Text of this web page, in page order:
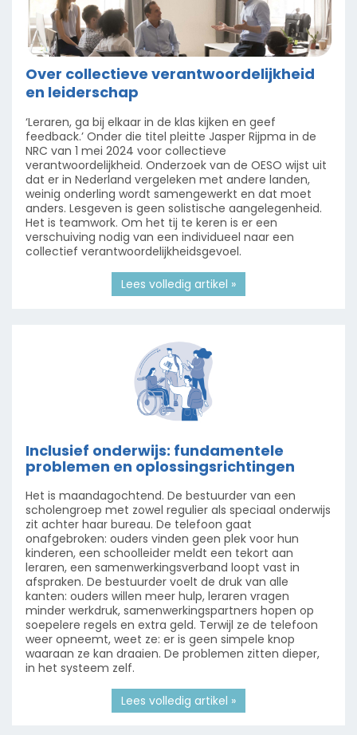
Over collectieve verantwoordelijkheid
en leiderschap
‘Leraren, ga bij elkaar in de klas kijken en geef
feedback.’ Onder die titel pleitte Jasper Rijpma in de
NRC van 1 mei 2024 voor collectieve
verantwoordelijkheid. Onderzoek van de OESO wijst uit
dat er in Nederland vergeleken met andere landen,
weinig onderling wordt samengewerkt en dat moet
anders. Lesgeven is geen solistische aangelegenheid.
Het is teamwork. Om het tij te keren is er een
verschuiving nodig van een individueel naar een
collectief verantwoordelijkheidsgevoel.
Lees volledig artikel »
Inclusief onderwijs: fundamentele
problemen en oplossingsrichtingen
Het is maandagochtend. De bestuurder van een
scholengroep met zowel regulier als speciaal onderwijs
zit achter haar bureau. De telefoon gaat
onafgebroken: ouders vinden geen plek voor hun
kinderen, een schoolleider meldt een tekort aan
leraren, een samenwerkingsverband loopt vast in
afspraken. De bestuurder voelt de druk van alle
kanten: ouders willen meer hulp, leraren vragen
minder werkdruk, samenwerkingspartners hopen op
soepelere regels en extra geld. Terwijl ze de telefoon
weer opneemt, weet ze: er is geen simpele knop
waaraan ze kan draaien. De problemen zitten dieper,
in het systeem zelf.
Lees volledig artikel »